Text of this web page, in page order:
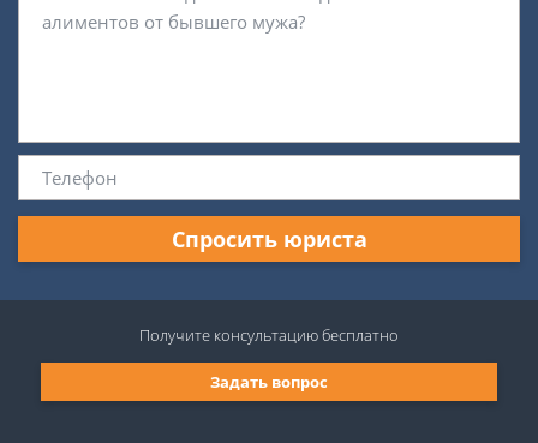
Спросить юриста
Задать вопрос
Получите консультациюбесплатно